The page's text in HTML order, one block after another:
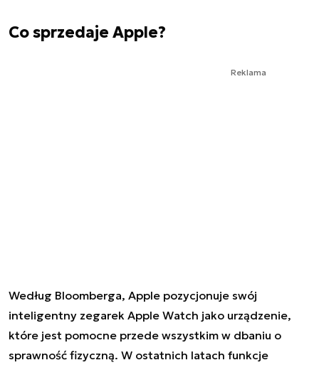
Co sprzedaje Apple?
Reklama
Według Bloomberga, Apple pozycjonuje swój
inteligentny zegarek Apple Watch jako urządzenie,
które jest pomocne przede wszystkim w dbaniu o
sprawność fizyczną. W ostatnich latach funkcje